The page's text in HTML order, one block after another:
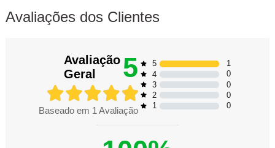
Avaliações dos Clientes
Avaliação
Geral
5
Baseado em 1Avaliação
5
1
4
0
3
0
2
0
1
0